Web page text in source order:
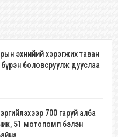
эхнийий хэрэгжих таван
боловсруулж дууслаа
700 гаруй алба
51 мотопомп бэлэн